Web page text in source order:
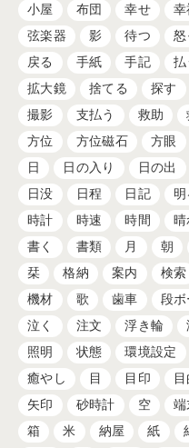
小屋
布団 幸せ 幸
弦楽器
影 待つ
戻る
手紙 手記 払
拡大鏡
捨てる 探す
撮影
支払う 救助
方位
方位磁石 方眼
日
日の入り 日の出
日没
日程 日記
時計
時速 時間 晴
書く
書類 月 朝
栞
格納 案内 検索
機材
歌 歯車 段
泣く
注文 浮き輪
照明
状態 環境設定
癒やし
目 目印
矢印
砂時計 空 端
箱
米 納屋 紙